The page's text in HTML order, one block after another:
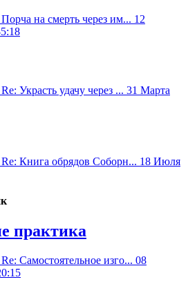
Порча на смерть через им... 12
Re: Украсть удачу через ... 31 Марта
Re: Книга обрядов Соборн... 18 Июля
практика
Re: Самостоятельное изго... 08